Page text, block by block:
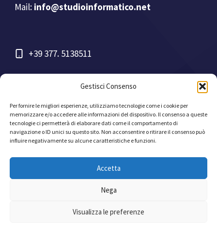
Gestisci Consenso
Per fornire le migliori esperienze, utilizziamo tecnologie come i cookie per
memorizzare e/o accedere alle informazioni del dispositivo. Il consenso a queste
tecnologie ci permetterà di elaborare dati come il comportamento di
navigazione o ID unici su questo sito. Non acconsentire o ritirare il consenso può
influire negativamente su alcune caratteristiche e funzioni.
Accetta
Nega
Visualizza le preferenze
Mail: info@studioinformatico.net
+39 377. 5138511
© Ing. Simone Zanella - P.IVA 01414320083
Informativa I.A.